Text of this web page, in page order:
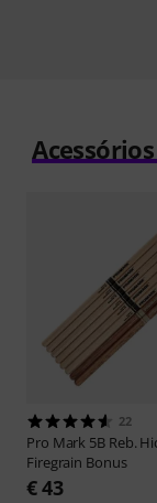
22
Pro Mark 5B Reb.
Firegrain Bonus
€ 43